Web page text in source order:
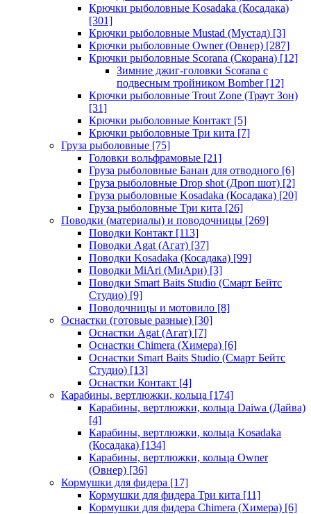
Крючки рыболовные Kosadaka (Косадака)
[301]
Крючки рыболовные Mustad (Мустад) [3]
Крючки рыболовные Owner (Овнер) [287]
Крючки рыболовные Scorana (Скорана) [12]
Зимние джиг-головки Scorana с
подвесным тройником Bomber[12]
Крючки рыболовные Trout Zone (Траут Зон)
[31]
Крючки рыболовные Контакт [5]
Крючки рыболовные Три кита [7]
Груза рыболовные [75]
Головки вольфрамовые [21]
Груза рыболовные Банан для отводного [6]
Груза рыболовные Drop shot (Дроп шот) [2]
Груза рыболовные Kosadaka (Косадака) [20]
Груза рыболовные Три кита [26]
Поводки (материалы) и поводочницы [269]
Поводки Контакт [113]
Поводки Agat (Агат) [37]
Поводки Kosadaka (Косадака) [99]
Поводки MiAri (МиАри) [3]
Поводки Smart Baits Studio (Смарт Бейтс
Студио) [9]
Поводочницы и мотовило [8]
Оснастки (готовые разные) [30]
Оснастки Agat (Агат) [7]
Оснастки Chimera (Химера) [6]
Оснастки Smart Baits Studio (Смарт Бейтс
Студио) [13]
Оснастки Контакт [4]
Карабины, вертлюжки, кольца [174]
Карабины, вертлюжки, кольца Daiwa (Дайва)
[4]
Карабины, вертлюжки, кольца Kosadaka
(Косадака) [134]
Карабины, вертлюжки, кольца Owner
(Овнер) [36]
Кормушки для фидера [17]
Кормушки для фидера Три кита [11]
Кормушки для фидера Chimera (Химера) [6]